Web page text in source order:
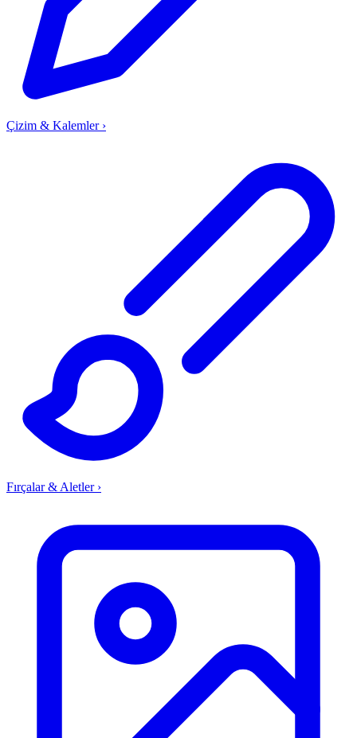
Çizim & Kalemler ›
Fırçalar & Aletler ›